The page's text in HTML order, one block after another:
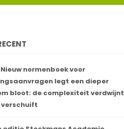
Nieuw normenboek voor
legt een dieper
bloot: de complexiteit verdwijnt
verschuift